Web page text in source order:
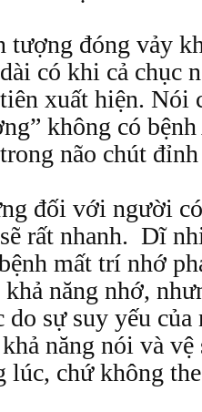
tượng đóng vảy
có khi cả chục
xuất hiện. Nói
không có
não chút
đối với người
rất nhanh. Dĩ
mất trí nhớ
khả năng nhớ,
do sự suy yếu
năng nói và vệ
lúc, chứ không